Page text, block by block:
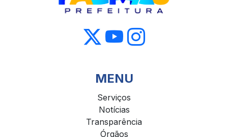
MENU
Serviços
Notícias
Transparência
Órgãos